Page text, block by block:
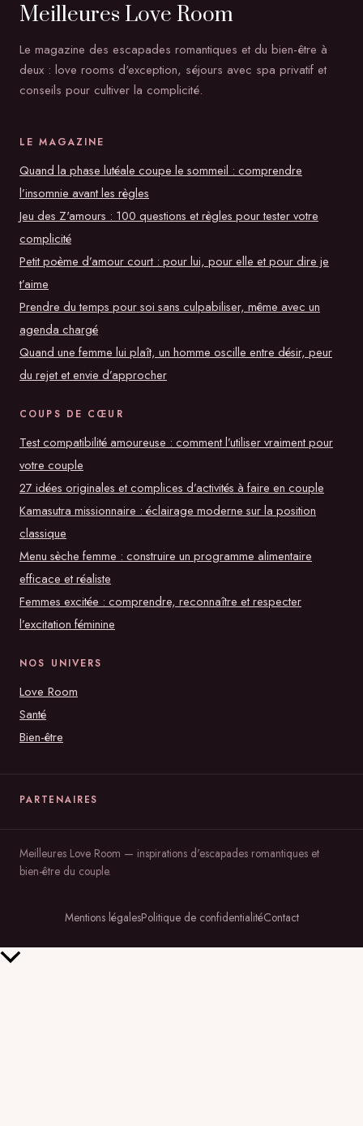
Meilleures Love Room
Le magazine des escapades romantiques et du bien-être à
deux : love rooms d'exception, séjours avec spa privatif et
conseils pour cultiver la complicité.
LE MAGAZINE
Quand la phase lutéale coupe le sommeil : comprendre
l’insomnie avant les règles
Jeu des Z'amours : 100 questions et règles pour tester votre
complicité
Petit poème d’amour court : pour lui, pour elle et pour dire je
t’aime
Prendre du temps pour soi sans culpabiliser, même avec un
agenda chargé
Quand une femme lui plaît, un homme oscille entre désir, peur
du rejet et envie d’approcher
COUPS DE CŒUR
Test compatibilité amoureuse : comment l’utiliser vraiment pour
votre couple
27 idées originales et complices d’activités à faire en couple
Kamasutra missionnaire : éclairage moderne sur la position
classique
Menu sèche femme : construire un programme alimentaire
efficace et réaliste
Femmes excitée : comprendre, reconnaître et respecter
l’excitation féminine
NOS UNIVERS
Love Room
Santé
Bien-être
PARTENAIRES
Meilleures Love Room — inspirations d'escapades romantiques et
bien-être du couple.
Mentions légalesPolitique de confidentialitéContact